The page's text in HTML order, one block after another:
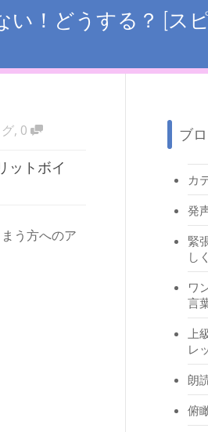
！どうする？ [ス
, 0
ットボイ
う方へのア
ブ
カ
発
緊
し
ワ
言
上
レ
朗
俯